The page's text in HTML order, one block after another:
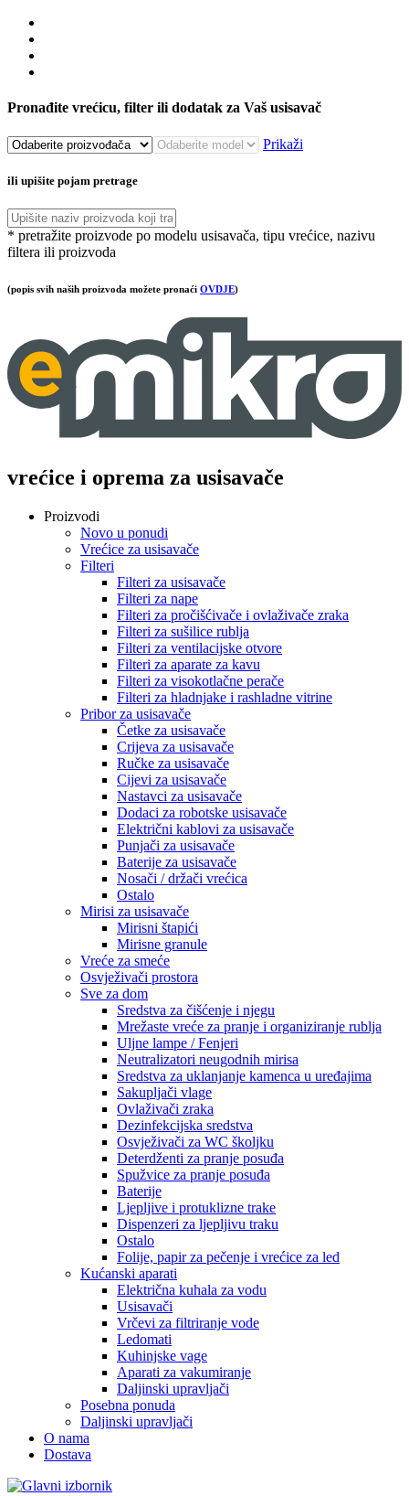
Pronađite vrećicu, filter ili dodatak za Vaš usisavač
Prikaži
ili upišite pojam pretrage
* pretražite proizvode po modelu usisavača, tipu vrećice, nazivu
filtera ili proizvoda
(popis svih naših proizvoda možete pronaći OVDJE)
vrećice i oprema za usisavače
Proizvodi
Novo u ponudi
Vrećice za usisavače
Filteri
Filteri za usisavače
Filteri za nape
Filteri za pročišćivače i ovlaživače zraka
Filteri za sušilice rublja
Filteri za ventilacijske otvore
Filteri za aparate za kavu
Filteri za visokotlačne perače
Filteri za hladnjake i rashladne vitrine
Pribor za usisavače
Četke za usisavače
Crijeva za usisavače
Ručke za usisavače
Cijevi za usisavače
Nastavci za usisavače
Dodaci za robotske usisavače
Električni kablovi za usisavače
Punjači za usisavače
Baterije za usisavače
Nosači / držači vrećica
Ostalo
Mirisi za usisavače
Mirisni štapići
Mirisne granule
Vreće za smeće
Osvježivači prostora
Sve za dom
Sredstva za čišćenje i njegu
Mrežaste vreće za pranje i organiziranje rublja
Uljne lampe / Fenjeri
Neutralizatori neugodnih mirisa
Sredstva za uklanjanje kamenca u uređajima
Sakupljači vlage
Ovlaživači zraka
Dezinfekcijska sredstva
Osvježivači za WC školjku
Deterdženti za pranje posuđa
Spužvice za pranje posuđa
Baterije
Ljepljive i protuklizne trake
Dispenzeri za ljepljivu traku
Ostalo
Folije, papir za pečenje i vrećice za led
Kućanski aparati
Električna kuhala za vodu
Usisavači
Vrčevi za filtriranje vode
Ledomati
Kuhinjske vage
Aparati za vakumiranje
Daljinski upravljači
Posebna ponuda
Daljinski upravljači
O nama
Dostava